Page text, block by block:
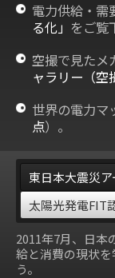
電力供給・需
る化」 をご覧
空撮で見たメ
ャラリー（空
世界の電力マ
点）。
東日本大震災
太陽光発電FIT
2011年7月、日本
給と消費の現状
う。